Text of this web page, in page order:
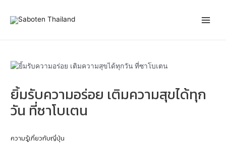
content
ยิ้มรับความอร่อย เติมความสุขได้ทุก
วัน ที่ซาโบเตน
ความรู้เกี่ยวกับญี่ปุ่น
navigation